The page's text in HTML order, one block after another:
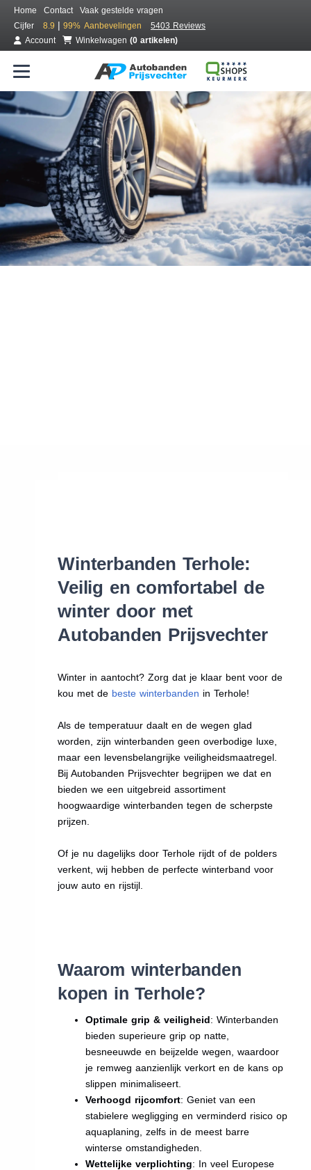
Home Contact
Vaak gestelde vragen
Cijfer
8.9 | 99% Aanbevelingen
5403 Reviews
Account
Winkelwagen (0 artikelen)
Bestel voordelig winterbanden
Gratis bezorgd of montage bij jou in de buurt
Seizoen:
Merken:
Winterbanden Terhole:
Veilig en comfortabel de
winter door met
Autobanden Prijsvechter
Winter in aantocht? Zorg dat je klaar bent voor de
kou met de beste winterbanden in Terhole!
Als de temperatuur daalt en de wegen glad
worden, zijn winterbanden geen overbodige luxe,
maar een levensbelangrijke veiligheidsmaatregel.
Bij Autobanden Prijsvechter begrijpen we dat en
bieden we een uitgebreid assortiment
hoogwaardige winterbanden tegen de scherpste
prijzen.
Of je nu dagelijks door Terhole rijdt of de polders
verkent, wij hebben de perfecte winterband voor
jouw auto en rijstijl.
Waarom winterbanden
kopen in Terhole?
Optimale grip & veiligheid: Winterbanden
bieden superieure grip op natte,
besneeuwde en beijzelde wegen, waardoor
je remweg aanzienlijk verkort en de kans op
slippen minimaliseert.
Verhoogd rijcomfort: Geniet van een
stabielere wegligging en verminderd risico op
aquaplaning, zelfs in de meest barre
winterse omstandigheden.
Wettelijke verplichting: In veel Europese